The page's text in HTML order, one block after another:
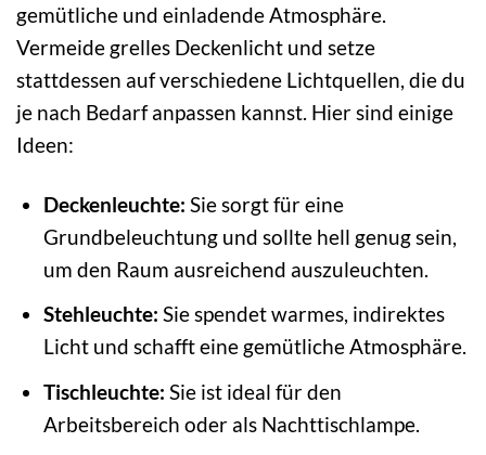
gemütliche und einladende Atmosphäre.
Vermeide grelles Deckenlicht und setze
stattdessen auf verschiedene Lichtquellen, die du
je nach Bedarf anpassen kannst. Hier sind einige
Ideen:
Deckenleuchte: Sie sorgt für eine
Grundbeleuchtung und sollte hell genug sein,
um den Raum ausreichend auszuleuchten.
Stehleuchte: Sie spendet warmes, indirektes
Licht und schafft eine gemütliche Atmosphäre.
Tischleuchte: Sie ist ideal für den
Arbeitsbereich oder als Nachttischlampe.